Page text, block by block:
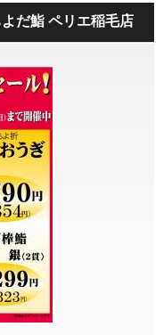
だ鮨 ペリエ稲毛店